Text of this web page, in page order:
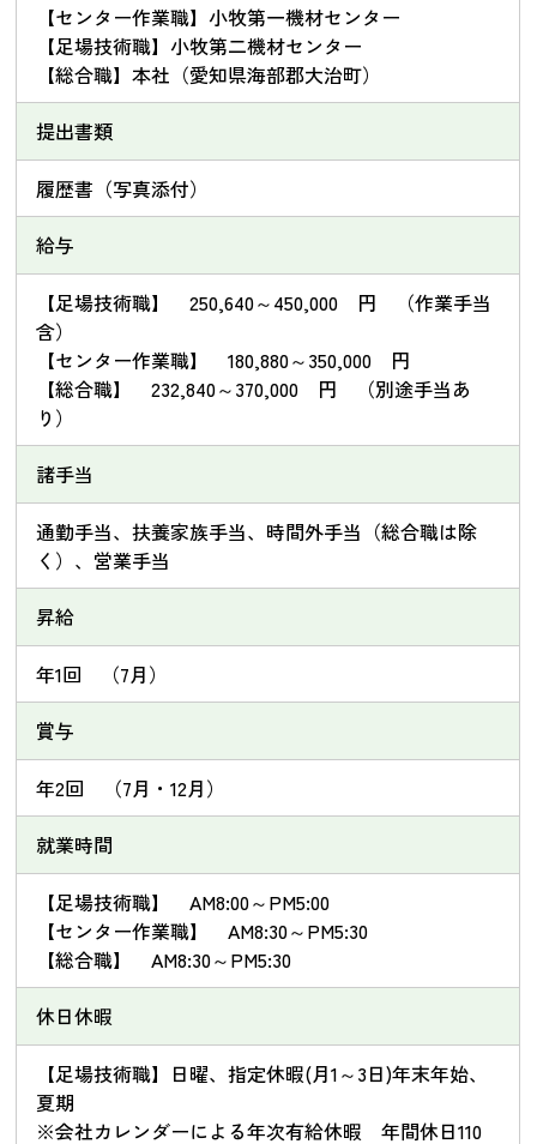
【センター作業職】小牧第一機材センター
【足場技術職】小牧第二機材センター
【総合職】本社（愛知県海部郡大治町）
提出書類
履歴書（写真添付）
給与
【足場技術職】 250,640～450,000 円 （作業手当
含）
【センター作業職】 180,880～350,000 円
【総合職】 232,840～370,000 円 （別途手当あ
り）
諸手当
通勤手当、扶養家族手当、時間外手当（総合職は除
く）、営業手当
昇給
年1回 （7月）
賞与
年2回 （7月・12月）
就業時間
【足場技術職】 AM8:00～PM5:00
【センター作業職】 AM8:30～PM5:30
【総合職】 AM8:30～PM5:30
休日休暇
【足場技術職】日曜、指定休暇(月1～3日)年末年始、
夏期
※会社カレンダーによる年次有給休暇 年間休日110